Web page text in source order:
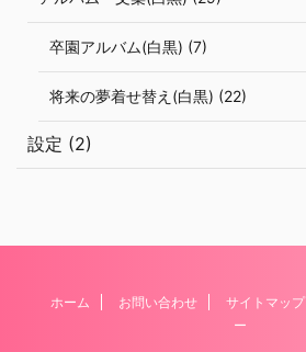
卒園アルバム(白黒) (7)
将来の夢着せ替え(白黒) (22)
設定 (2)
ホーム お問い合わせ サイトマップ
ー